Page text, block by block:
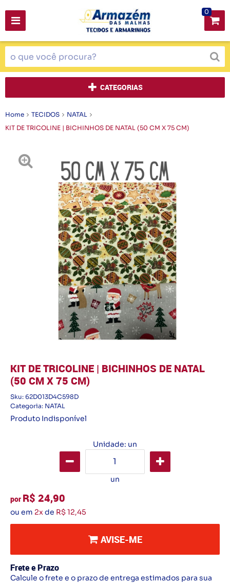
0
CATEGORIAS
Home TECIDOS
NATAL
KIT DE TRICOLINE | BICHINHOS DE NATAL (50 CM X 75 CM)
KIT DE TRICOLINE | BICHINHOS DE NATAL
(50 CM X 75 CM)
Sku: 62D013D4C598D
Categoria: NATAL
Produto Indisponível
Unidade: un
un
por R$ 24,90
ou em 2xde R$ 12,45
AVISE-ME
Frete e Prazo
Calcule o frete e o prazo de entrega estimados para sua